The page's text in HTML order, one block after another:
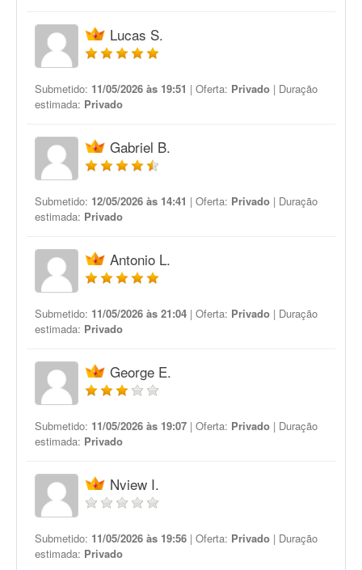
Lucas S.
Submetido: 11/05/2026 às 19:51 | Oferta: Privado | Duração
estimada: Privado
Gabriel B.
Submetido: 12/05/2026 às 14:41 | Oferta: Privado | Duração
estimada: Privado
Antonio L.
Submetido: 11/05/2026 às 21:04 | Oferta: Privado | Duração
estimada: Privado
George E.
Submetido: 11/05/2026 às 19:07 | Oferta: Privado | Duração
estimada: Privado
Nview I.
Submetido: 11/05/2026 às 19:56 | Oferta: Privado | Duração
estimada: Privado